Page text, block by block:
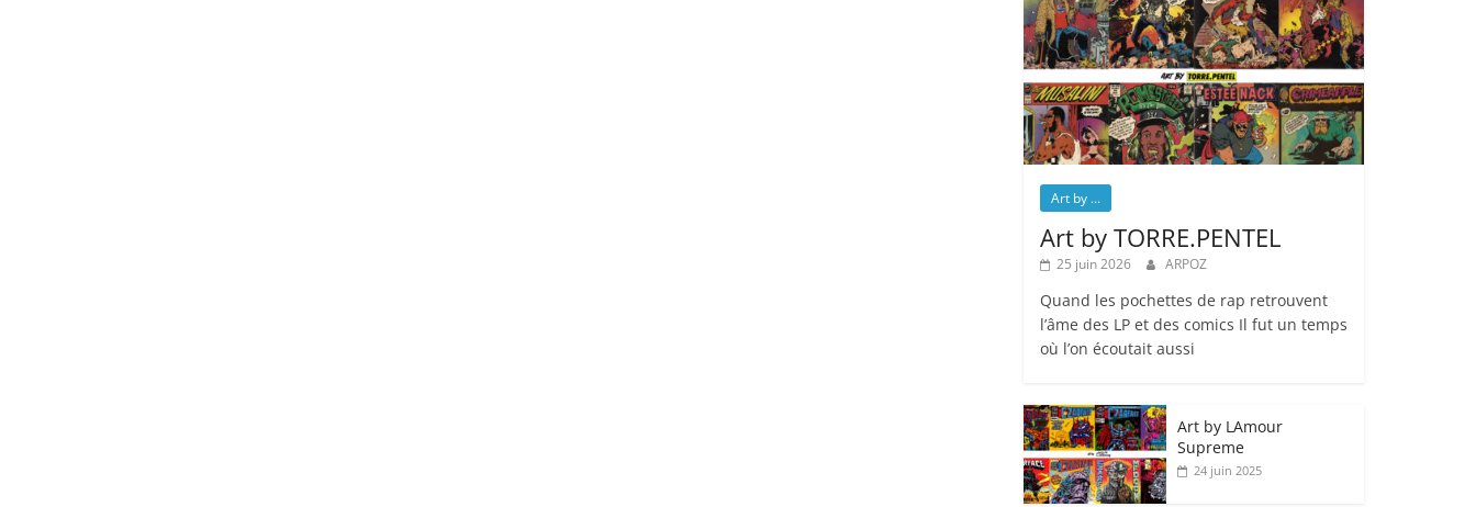
Art by ...
Art by TORRE.PENTEL
25 juin 2026 ARPOZ
Quand les pochettes de rap retrouvent
l’âme des LP et des comics Il fut un temps
où l’on écoutait aussi
Art by LAmour
Supreme
24 juin 2025